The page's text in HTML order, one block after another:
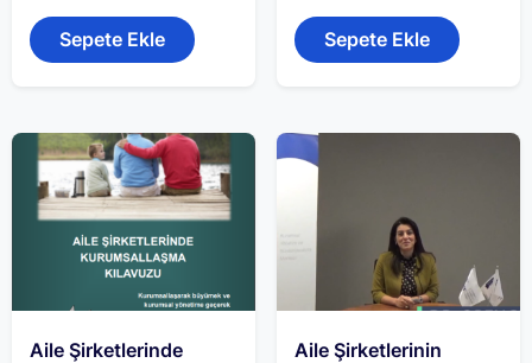
Sepete Ekle Sepete Ekle
Aile Şirketlerinde
Aile Şirketlerinin